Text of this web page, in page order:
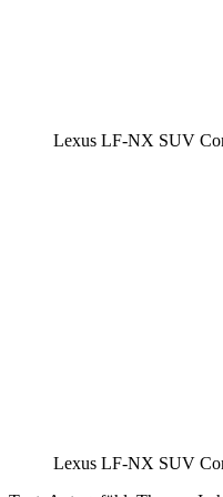
Lexus LF-NX SUV
Lexus LF-NX SUV